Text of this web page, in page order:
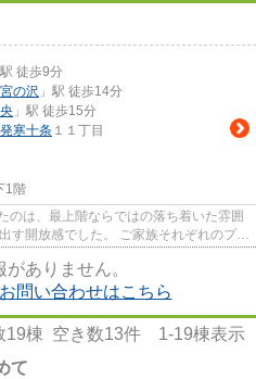
駅 徒歩9分
宮の沢 」駅 徒歩14分
」駅 徒歩15分
発寒十条 １１丁目
1階
のは、最上階ならではの落ち着いた雰囲
。 ご家族それぞれのプラ
ありません。
問い合わせはこちら
19棟 空き数13件 1-19棟表示
て